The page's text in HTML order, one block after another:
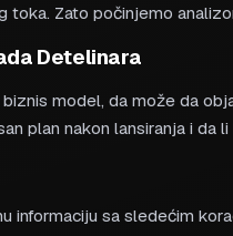
Zato počinjemo
Detelinara
model, da može da
plan nakon lansiranja i da
sa sledećim